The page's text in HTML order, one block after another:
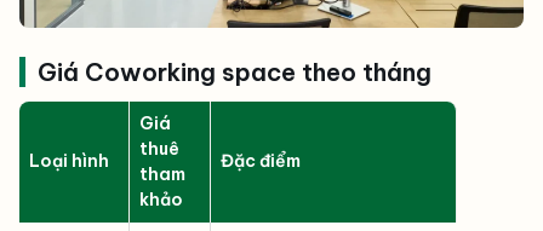
Giá Coworking space theo tháng
Loại hình
Giá
thuê
tham
khảo
Đặc điểm